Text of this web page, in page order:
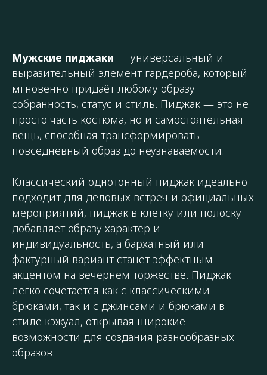
Мужские пиджаки — универсальный и
выразительный элемент гардероба, который
мгновенно придаёт любому образу
собранность, статус и стиль. Пиджак — это не
просто часть костюма, но и самостоятельная
вещь, способная трансформировать
повседневный образ до неузнаваемости.
Классический однотонный пиджак идеально
подходит для деловых встреч и официальных
мероприятий, пиджак в клетку или полоску
добавляет образу характер и
индивидуальность, а бархатный или
фактурный вариант станет эффектным
акцентом на вечернем торжестве. Пиджак
легко сочетается как с классическими
брюками, так и с джинсами и брюками в
стиле кэжуал, открывая широкие
возможности для создания разнообразных
образов.